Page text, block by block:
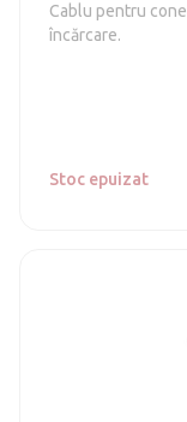
Cablu pentru
încărcare.
Stoc epuizat